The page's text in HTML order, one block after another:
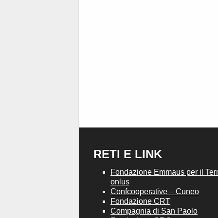
RETI E LINK
Fondazione Emmaus per il
onlus
Confcooperative – Cuneo
Fondazione CRT
Compagnia di San Paolo